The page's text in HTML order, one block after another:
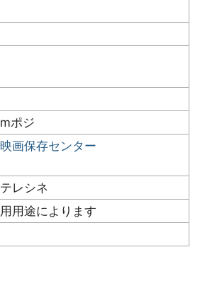
ポジ
画保存センター
レシネ
用途によります